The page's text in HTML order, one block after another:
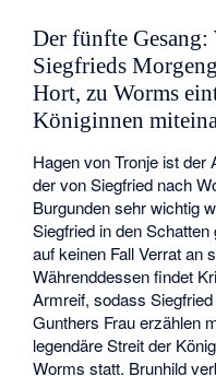
Der fünfte Gesang:
Siegfrieds
Hort, zu Worms
Königinnen
Hagen von Tronje ist der
der von Siegfried nach
Burgunden sehr wichtig
Siegfried in den
auf keinen Fall Verrat an
Währenddessen findet
Armreif, sodass
Gunthers Frau erzählen
legendäre Streit der
Worms statt. Brunhild